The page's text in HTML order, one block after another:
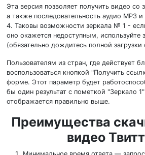
Эта версия позволяет получить видео со
а также последовательность аудио MP3
4. Таковы возможности зеркала № 1 -
оно окажется недоступным, используйте
(обязательно дождитесь полной
Пользователям из стран, где действует
воспользоваться кнопкой "Получить
форме. Этот параметр будет
бы один результат с пометкой "Зеркало
отображается правильно выше.
Преимущества
видео